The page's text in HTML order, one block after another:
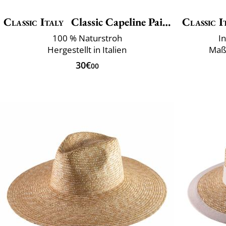
Classic Italy Classic Capeline Paille
100 % Naturstroh
Hergestellt in Italien
30€00
Classic